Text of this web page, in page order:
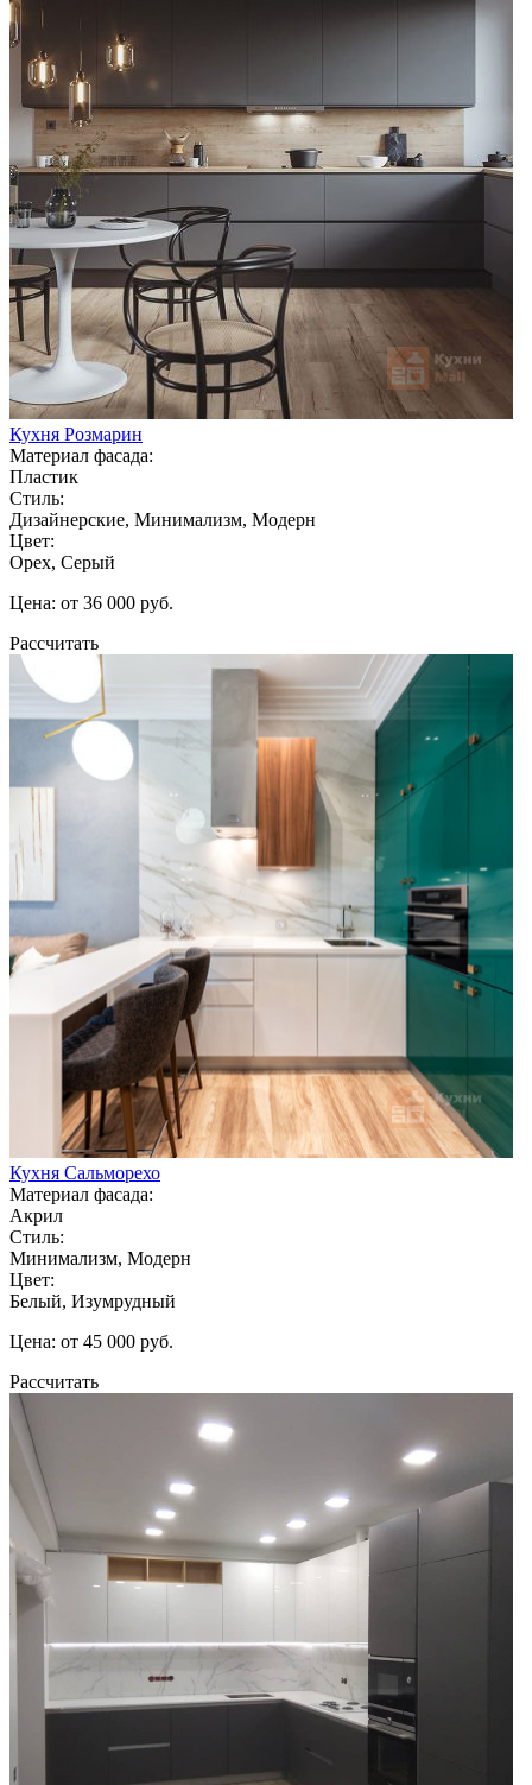
Кухня Розмарин
Материал фасада:
Пластик
Стиль:
Дизайнерские, Минимализм, Модерн
Цвет:
Орех, Серый
Цена: от 36 000 руб.
Рассчитать
Кухня Сальморехо
Материал фасада:
Акрил
Стиль:
Минимализм, Модерн
Цвет:
Белый, Изумрудный
Цена: от 45 000 руб.
Рассчитать